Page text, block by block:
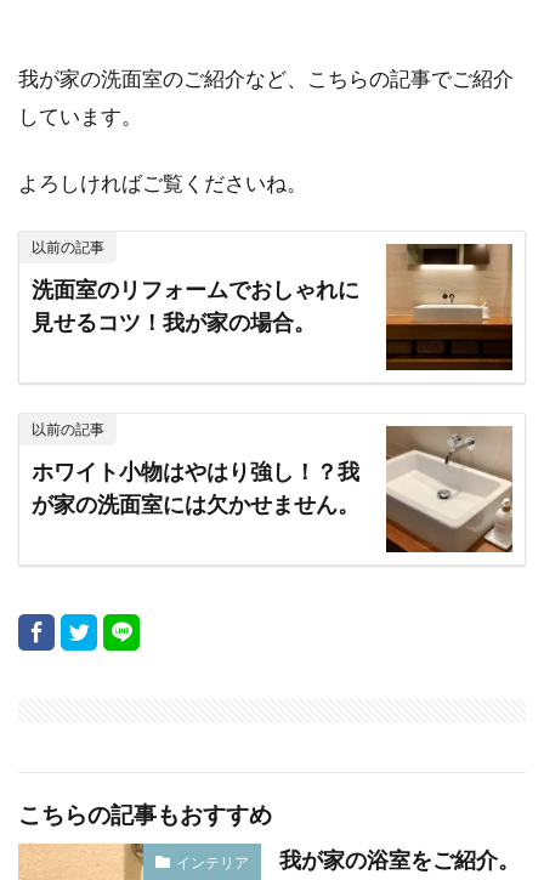
我が家の洗面室のご紹介など、こちらの記事でご紹介
しています。
よろしければご覧くださいね。
以前の記事
洗面室のリフォームでおしゃれに
見せるコツ！我が家の場合。
以前の記事
ホワイト小物はやはり強し！？我
が家の洗面室には欠かせません。
こちらの記事もおすすめ
インテリア
我が家の浴室をご紹介。